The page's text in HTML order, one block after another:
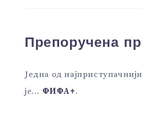
Препоручена
Једна од
је... ФИФА+.